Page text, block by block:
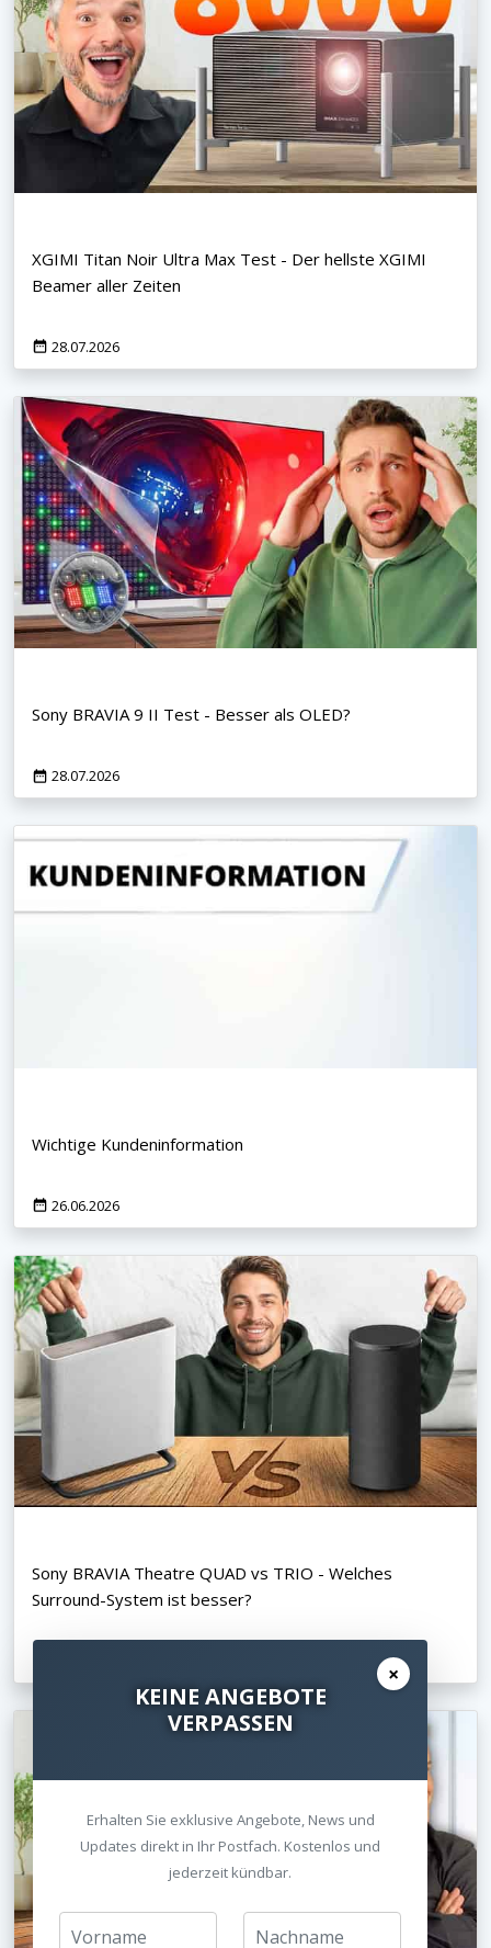
XGIMI Titan Noir Ultra Max Test - Der hellste XGIMI
Beamer aller Zeiten
28.07.2026
Sony BRAVIA 9 II Test - Besser als OLED?
28.07.2026
Wichtige Kundeninformation
26.06.2026
Sony BRAVIA Theatre QUAD vs TRIO - Welches
Surround-System ist besser?
×
KEINE ANGEBOTE
VERPASSEN
Erhalten Sie exklusive Angebote, News und
Updates direkt in Ihr Postfach. Kostenlos und
jederzeit kündbar.